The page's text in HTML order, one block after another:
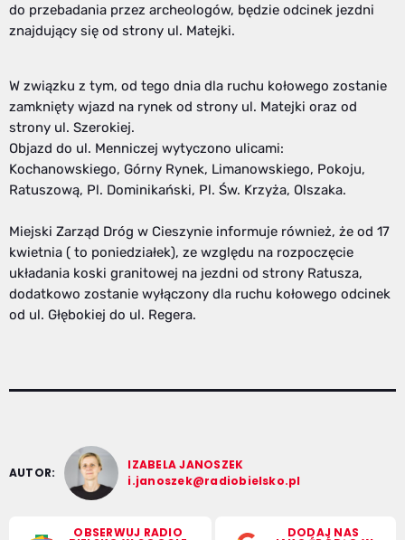
do przebadania przez archeologów, będzie odcinek jezdni
znajdujący się od strony ul. Matejki.
W związku z tym, od tego dnia dla ruchu kołowego zostanie
zamknięty wjazd na rynek od strony ul. Matejki oraz od
strony ul. Szerokiej.
Objazd do ul. Menniczej wytyczono ulicami:
Kochanowskiego, Górny Rynek, Limanowskiego, Pokoju,
Ratuszową, Pl. Dominikański, Pl. Św. Krzyża, Olszaka.
Miejski Zarząd Dróg w Cieszynie informuje również, że od 17
kwietnia ( to poniedziałek), ze względu na rozpoczęcie
układania koski granitowej na jezdni od strony Ratusza,
dodatkowo zostanie wyłączony dla ruchu kołowego odcinek
od ul. Głębokiej do ul. Regera.
AUTOR:
IZABELA JANOSZEK
i.janoszek@radiobielsko.pl
OBSERWUJ RADIO DODAJ NAS